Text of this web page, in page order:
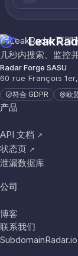
几秒内搜索、监控
Radar Forge SASU
60 rue François
符合 GDPR 欧
产品
API 文档 ↗
状态页 ↗
泄漏数据库
公司
博客
联系我们
SubdomainRadar.io